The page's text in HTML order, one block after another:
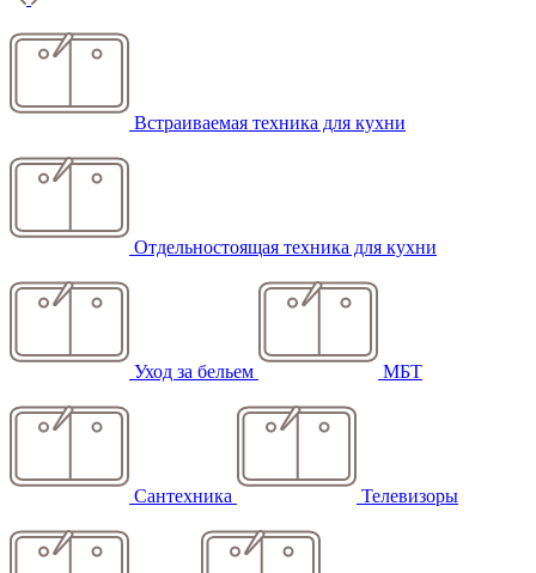
Встраиваемая техника для кухни
Отдельностоящая техника для кухни
Уход за бельем МБТ
Сантехника Телевизоры